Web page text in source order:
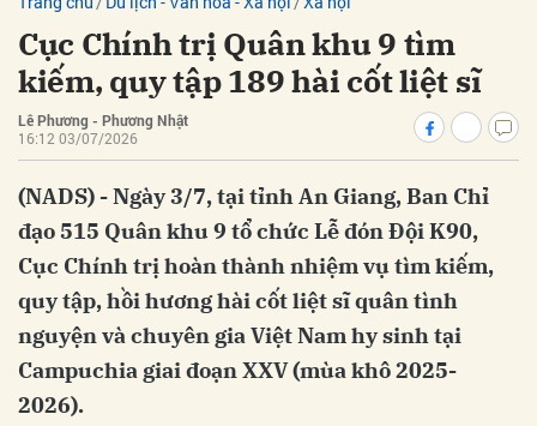
Cục Chính trị Quân khu 9 tìm
kiếm, quy tập 189 hài cốt liệt sĩ
Lê Phương - Phương Nhật
16:12 03/07/2026
(NADS) - Ngày 3/7, tại tỉnh An Giang, Ban Chỉ
đạo 515 Quân khu 9 tổ chức Lễ đón Đội K90,
Cục Chính trị hoàn thành nhiệm vụ tìm kiếm,
quy tập, hồi hương hài cốt liệt sĩ quân tình
nguyện và chuyên gia Việt Nam hy sinh tại
Campuchia giai đoạn XXV (mùa khô 2025-
2026).
Hủy